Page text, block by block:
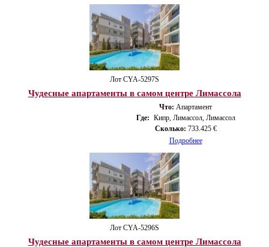
Лот CYA-5297S
Чудесные апартаменты в самом центре Лимассола
Что: Апартамент
Где: Кипр, Лимассол, Лимассол
Сколько: 733.425 €
Подробнее
Лот CYA-5296S
Чудесные апартаменты в самом центре Лимассола